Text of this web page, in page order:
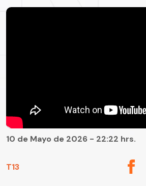
T13
10 de Mayo de 2026 - 22:22 hrs.